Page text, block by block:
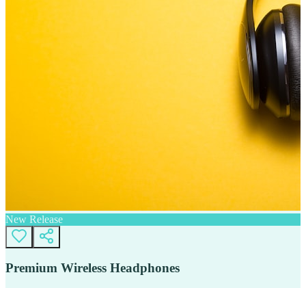
New Release
Premium Wireless Headphones